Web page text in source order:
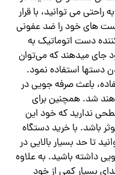
می توانید، با قرار
های خود را ضد عفونی
دست اتوماتیک به
جای میدهند که می‌توان
دستها استفاده نمود.
باعث صرفه جویی در
شد. همچنین برای
ندارید که خود این
باشد. با خرید دستگاه
تا حد بسیار بالایی در
داشته باشید. به علاوه